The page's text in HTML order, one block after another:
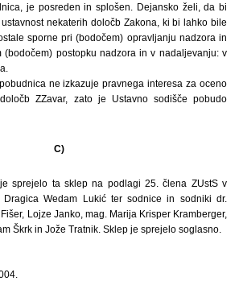
je posreden in splošen. Dejansko želi, da bi
nekaterih določb Zakona, ki bi lahko bile
sporne pri (bodočem) opravljanju nadzora in
postopku nadzora in v nadaljevanju: v
ne izkazuje pravnega interesa za oceno
ZZavar, zato je Ustavno sodišče pobudo
C)
sprejelo ta sklep na podlagi 25. člena ZUstS v
Dragica Wedam Lukić ter sodnice in sodniki dr.
Lojze Janko, mag. Marija Krisper Kramberger,
Škrk in Jože Tratnik. Sklep je sprejelo soglasno.